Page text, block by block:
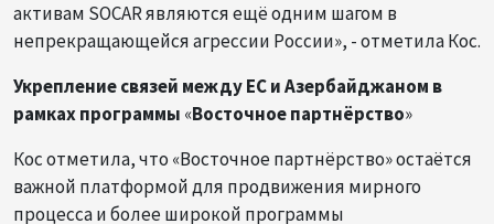
активам SOCAR являются ещё одним шагом в
непрекращающейся агрессии России», - отметила Кос.
Укрепление связей между ЕС и Азербайджаном в
рамках программы «Восточное партнёрство»
Кос отметила, что «Восточное партнёрство» остаётся
важной платформой для продвижения мирного
процесса и более широкой программы